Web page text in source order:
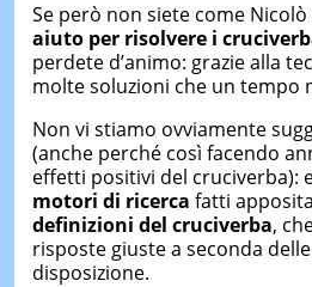
Se però non siete come
aiuto per risolvere i
perdete d’animo: grazie alla
molte soluzioni che un tempo
Non vi stiamo ovviamente
(anche perché così facendo
effetti positivi del cruciverba):
motori di ricerca fatti
definizioni del cruciverba,
risposte giuste a seconda
disposizione.